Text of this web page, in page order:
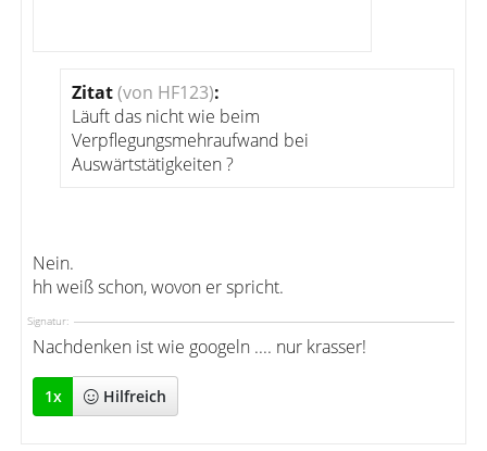
Zitat(von HF123):
Läuft das nicht wie beim
Verpflegungsmehraufwand bei
Auswärtstätigkeiten ?
Nein.
hh weiß schon, wovon er spricht.
Signatur:
Nachdenken ist wie googeln .... nur krasser!
1x Hilfreich